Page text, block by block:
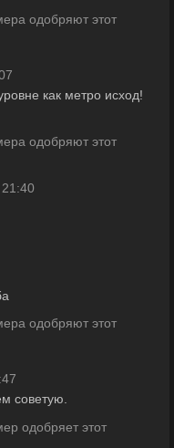
одобряют этот
как метро исход!
одобряют этот
одобряют этот
советую.
одобряет этот